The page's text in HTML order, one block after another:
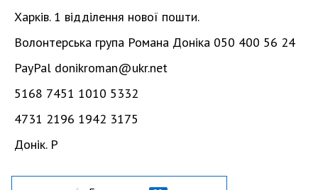
Харків. 1 відділення нової пошти.
Волонтерська група Романа Доніка 050 400 56 24
PayPal donikroman@ukr.net
5168 7451 1010 5332
4731 2196 1942 3175
Донік. Р